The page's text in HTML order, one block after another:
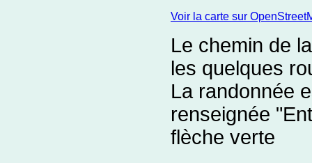
Voir la carte sur
Le chemin de
les quelques
La randonnée
renseignée
flèche verte